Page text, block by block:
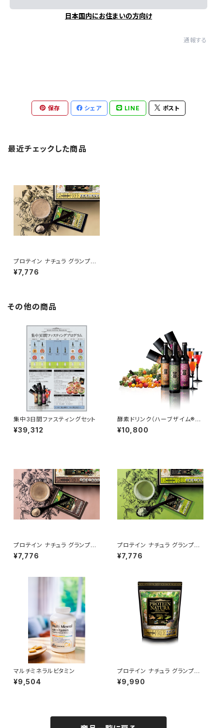
日本国内にお住まいの方向け
通報する
保存 シェア LINE ポスト
最近チェックした商品
プロテイン ナチュラ グランプロ
（オーツ 黒ごまきな粉）
¥7,776
その他の商品
集中3日間ファスティングセット
¥39,312
酵素ドリンク（ハーブザイム® 1
13 グランプロ）
¥10,800
プロテイン ナチュラ グランプロ
（コーヒー）
¥7,776
プロテイン ナチュラ グランプロ
（W抹茶）
¥7,776
マルチミネラルビタミン
¥9,504
プロテイン ナチュラ グランプロ
大袋（オーツ 黒ごまきな粉）
¥9,990